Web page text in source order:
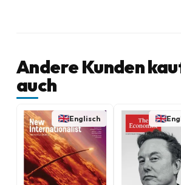
Andere Kunden
auch
Englisch